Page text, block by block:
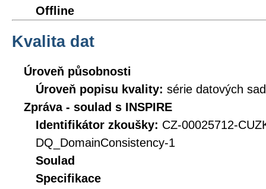
Offline
Kvalita dat
Úroveň působnosti
Úroveň popisu kvality: série datových sad
Zpráva - soulad s INSPIRE
Identifikátor zkoušky: CZ-00025712-
DQ_DomainConsistency-1
Soulad
Specifikace